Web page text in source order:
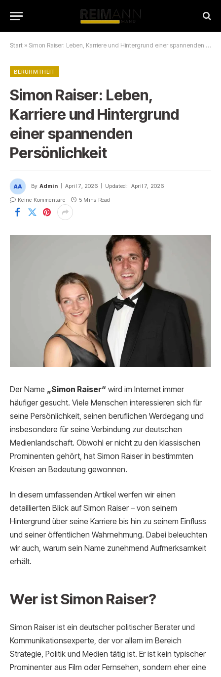
Start » Simon Raiser: Leben, Karriere und Hintergrund einer spannenden Persönlichkeit
BERÜHMTHEIT
Simon Raiser: Leben,
Karriere und Hintergrund
einer spannenden
Persönlichkeit
By Admin April 7, 2026 Updated: April 7, 2026
Keine Kommentare
5 Mins Read
Der Name „Simon Raiser“ wird im Internet immer
häufiger gesucht. Viele Menschen interessieren sich für
seine Persönlichkeit, seinen beruflichen Werdegang und
insbesondere für seine Verbindung zur deutschen
Medienlandschaft. Obwohl er nicht zu den klassischen
Prominenten gehört, hat Simon Raiser in bestimmten
Kreisen an Bedeutung gewonnen.
In diesem umfassenden Artikel werfen wir einen
detaillierten Blick auf Simon Raiser – von seinem
Hintergrund über seine Karriere bis hin zu seinem Einfluss
und seiner öffentlichen Wahrnehmung. Dabei beleuchten
wir auch, warum sein Name zunehmend Aufmerksamkeit
erhält.
Wer ist Simon Raiser?
Simon Raiser ist ein deutscher politischer Berater und
Kommunikationsexperte, der vor allem im Bereich
Strategie, Politik und Medien tätig ist. Er ist kein typischer
Prominenter aus Film oder Fernsehen, sondern eher eine